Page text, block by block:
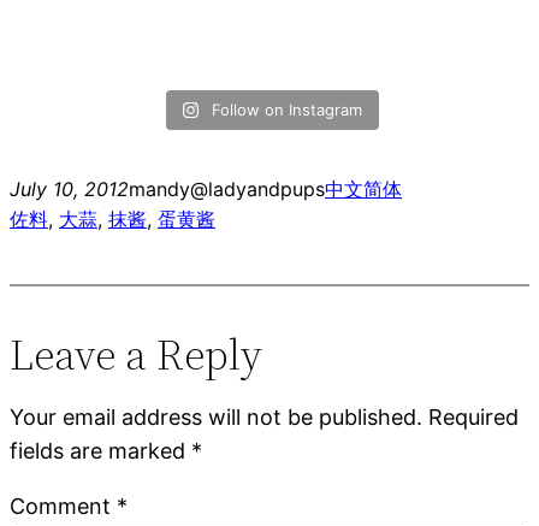
Follow on Instagram
July 10, 2012mandy@ladyandpups中文简体
佐料, 大蒜, 抹酱, 蛋黄酱
Leave a Reply
Your email address will not be published. Required
fields are marked *
Comment *